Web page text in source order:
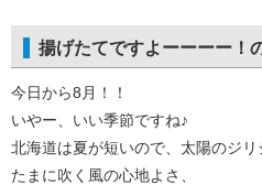
揚げたてですよーーーー！
今日から8月！！
いやー、いい季節ですね♪
北海道は夏が短いので、太陽のジリ
たまに吹く風の心地よさ、